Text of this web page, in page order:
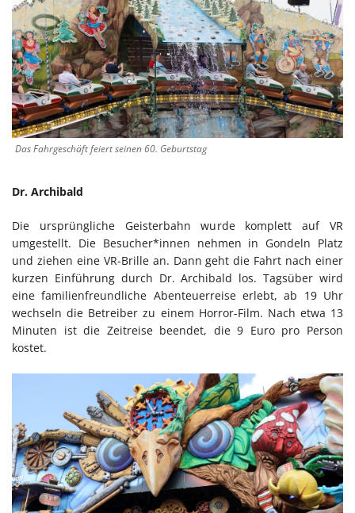
Das Fahrgeschäft feiert seinen 60. Geburtstag
Dr. Archibald
Die ursprüngliche Geisterbahn wurde komplett auf VR
umgestellt. Die Besucher*innen nehmen in Gondeln Platz
und ziehen eine VR-Brille an. Dann geht die Fahrt nach einer
kurzen Einführung durch Dr. Archibald los. Tagsüber wird
eine familienfreundliche Abenteuerreise erlebt, ab 19 Uhr
wechseln die Betreiber zu einem Horror-Film. Nach etwa 13
Minuten ist die Zeitreise beendet, die 9 Euro pro Person
kostet.